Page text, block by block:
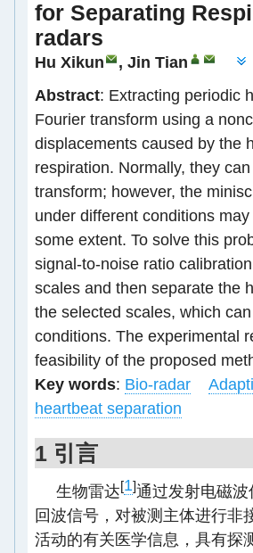
for Separating
radars
Hu Xikun , Jin Tian
Abstract: Extracting periodic
Fourier transform using a
displacements caused by the
respiration. Normally, they
transform; however, the
under different conditions
some extent. To solve this
signal-to-noise ratio
scales and then separate the
the selected scales, which
conditions. The experimental
feasibility of the proposed
Key words: Bio-radar
heartbeat separation
1 引言
生物雷达[1]通过发射电磁
回波信号，对被测主体进行非
活动的有关医学信息，具有探